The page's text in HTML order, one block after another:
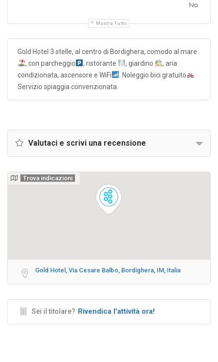
No
Mostra Tutto
Gold Hotel 3 stelle, al centro di Bordighera, comodo al mare
, con parcheggio
, ristorante , giardino
, aria
condizionata, ascensore e WiFi
. Noleggio bici gratuito
Servizio spiaggia convenzionata.
Valutaci e scrivi una recensione
Trova indicazioni
Gold Hotel, Via Cesare Balbo, Bordighera, IM, Italia
Sei il titolare? Rivendica l'attività ora!